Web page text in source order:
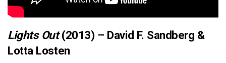
Lights Out(2013) – David F. Sandberg &
Lotta Losten